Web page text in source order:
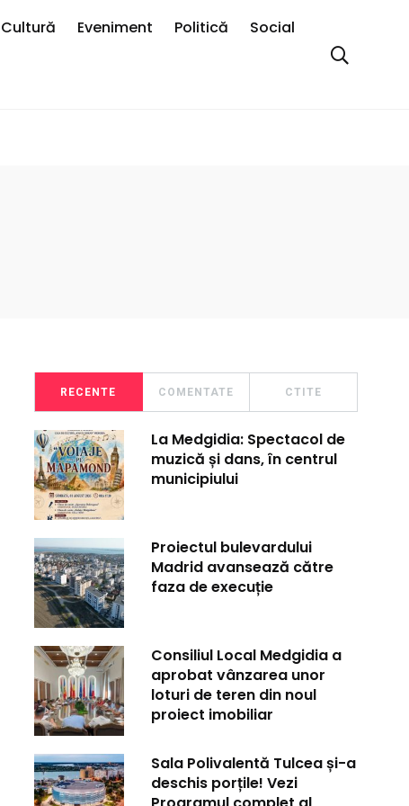
Cultură Eveniment Politică
Social
RECENTE COMENTATE CTITE
La Medgidia: Spectacol de
muzică și dans, în centrul
municipiului
Proiectul bulevardului
Madrid avansează către
faza de execuție
Consiliul Local Medgidia a
aprobat vânzarea unor
loturi de teren din noul
proiect imobiliar
Sala Polivalentă Tulcea și-a
deschis porțile! Vezi